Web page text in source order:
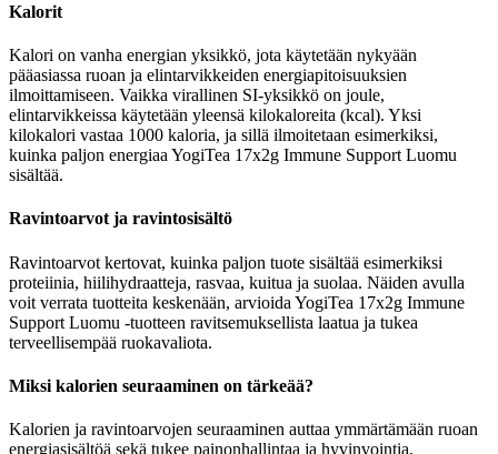
Kalorit
Kalori on vanha energian yksikkö, jota käytetään nykyään
pääasiassa ruoan ja elintarvikkeiden energiapitoisuuksien
ilmoittamiseen. Vaikka virallinen SI-yksikkö on joule,
elintarvikkeissa käytetään yleensä kilokaloreita (kcal). Yksi
kilokalori vastaa 1000 kaloria, ja sillä ilmoitetaan esimerkiksi,
kuinka paljon energiaa YogiTea 17x2g Immune Support Luomu
sisältää.
Ravintoarvot ja ravintosisältö
Ravintoarvot kertovat, kuinka paljon tuote sisältää esimerkiksi
proteiinia, hiilihydraatteja, rasvaa, kuitua ja suolaa. Näiden avulla
voit verrata tuotteita keskenään, arvioida YogiTea 17x2g Immune
Support Luomu -tuotteen ravitsemuksellista laatua ja tukea
terveellisempää ruokavaliota.
Miksi kalorien seuraaminen on tärkeää?
Kalorien ja ravintoarvojen seuraaminen auttaa ymmärtämään ruoan
energiasisältöä sekä tukee painonhallintaa ja hyvinvointia.